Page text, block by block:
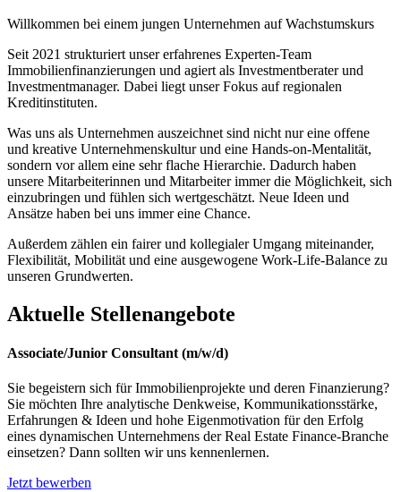
Willkommen bei einem jungen Unternehmen auf Wachstumskurs
Seit 2021 strukturiert unser erfahrenes Experten-Team
Immobilienfinanzierungen und agiert als Investmentberater und
Investmentmanager. Dabei liegt unser Fokus auf regionalen
Kreditinstituten.
Was uns als Unternehmen auszeichnet sind nicht nur eine offene
und kreative Unternehmenskultur und eine Hands-on-Mentalität,
sondern vor allem eine sehr flache Hierarchie. Dadurch haben
unsere Mitarbeiterinnen und Mitarbeiter immer die Möglichkeit, sich
einzubringen und fühlen sich wertgeschätzt. Neue Ideen und
Ansätze haben bei uns immer eine Chance.
Außerdem zählen ein fairer und kollegialer Umgang miteinander,
Flexibilität, Mobilität und eine ausgewogene Work-Life-Balance zu
unseren Grundwerten.
Aktuelle Stellenangebote
Associate/Junior Consultant (m/w/d)
Sie begeistern sich für Immobilienprojekte und deren Finanzierung?
Sie möchten Ihre analytische Denkweise, Kommunikationsstärke,
Erfahrungen & Ideen und hohe Eigenmotivation für den Erfolg
eines dynamischen Unternehmens der Real Estate Finance-Branche
einsetzen? Dann sollten wir uns kennenlernen.
Jetzt bewerben